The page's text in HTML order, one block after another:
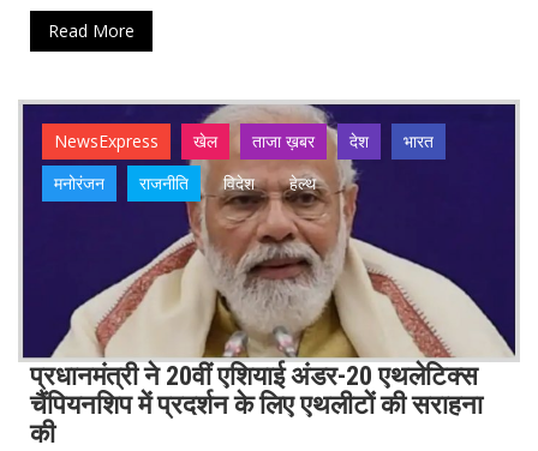
Read More
NewsExpress खेल ताजा ख़बर देश
भारत
मनोरंजन
राजनीति विदेश हेल्थ
प्रधानमंत्री ने 20वीं एशियाई अंडर-20 एथलेटिक्स
चैंपियनशिप में प्रदर्शन के लिए एथलीटों की सराहना
की